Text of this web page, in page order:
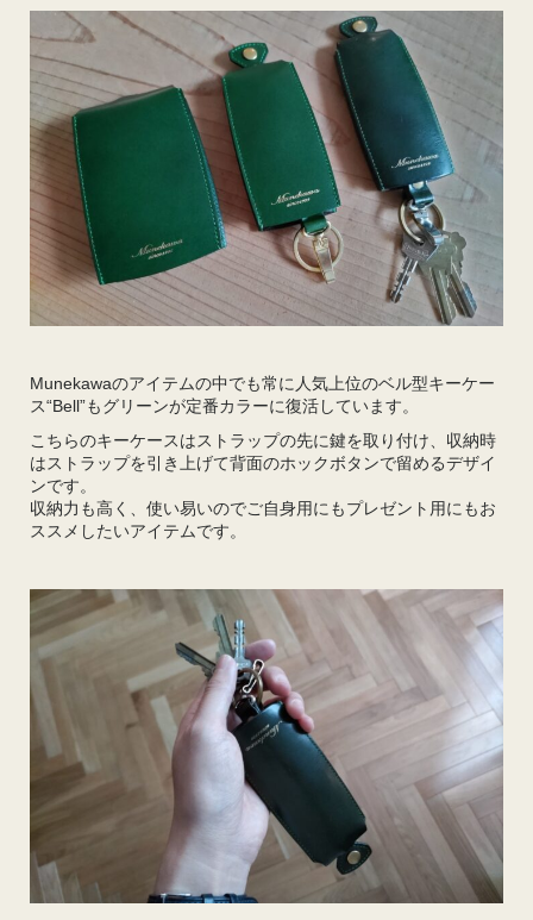
Munekawaのアイテムの中でも常に人気上位のベル型キーケー
ス“Bell”もグリーンが定番カラーに復活しています。
こちらのキーケースはストラップの先に鍵を取り付け、収納時
はストラップを引き上げて背面のホックボタンで留めるデザイ
ンです。
収納力も高く、使い易いのでご自身用にもプレゼント用にもお
ススメしたいアイテムです。